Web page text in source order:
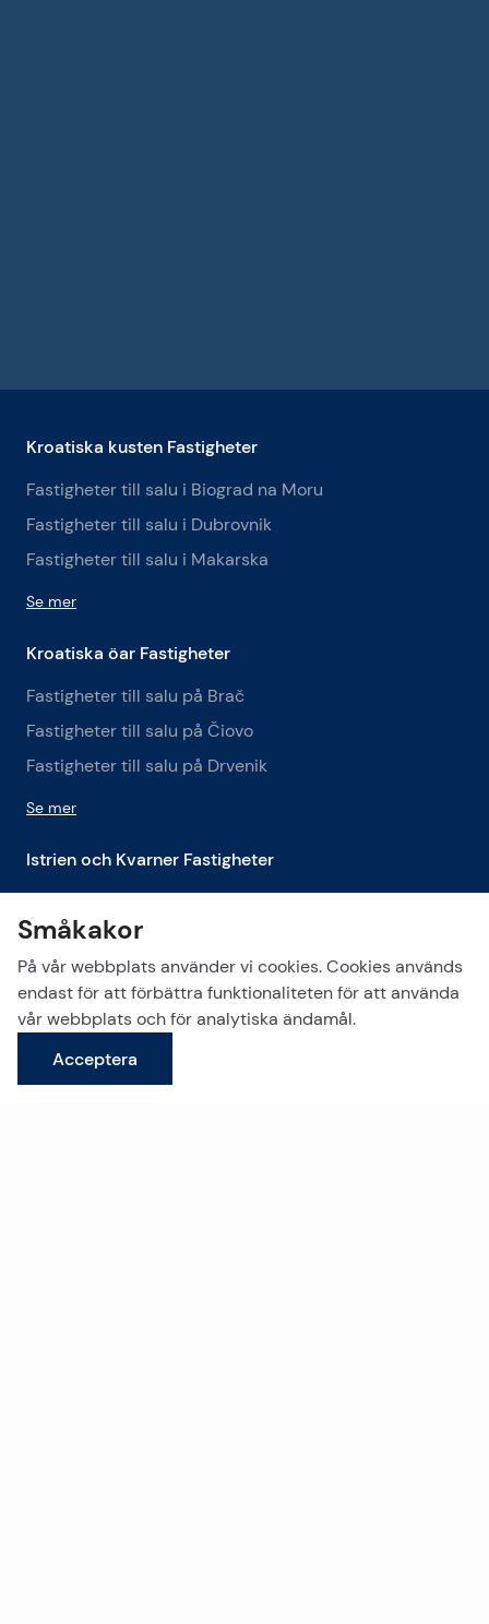
Kroatiska kusten Fastigheter
Fastigheter till salu i Biograd na Moru
Fastigheter till salu i Dubrovnik
Fastigheter till salu i Makarska
Se mer
Kroatiska öar Fastigheter
Fastigheter till salu på Brač
Fastigheter till salu på Čiovo
Fastigheter till salu på Drvenik
Se mer
Istrien och Kvarner Fastigheter
Fastigheter till salu i Labin
Fastigheter till salu i Opatija
Se mer
Småkakor
På vår webbplats använder vi cookies. Cookies används
endast för att förbättra funktionaliteten för att använda
vår webbplats och för analytiska ändamål.
Acceptera